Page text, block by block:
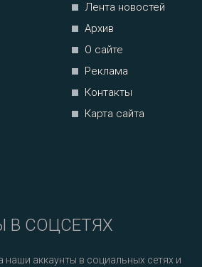
Лента новостей
Архив
О сайте
Реклама
Контакты
Карта сайта
В СОЦСЕТЯХ
наши аккаунты в социальных сетях и